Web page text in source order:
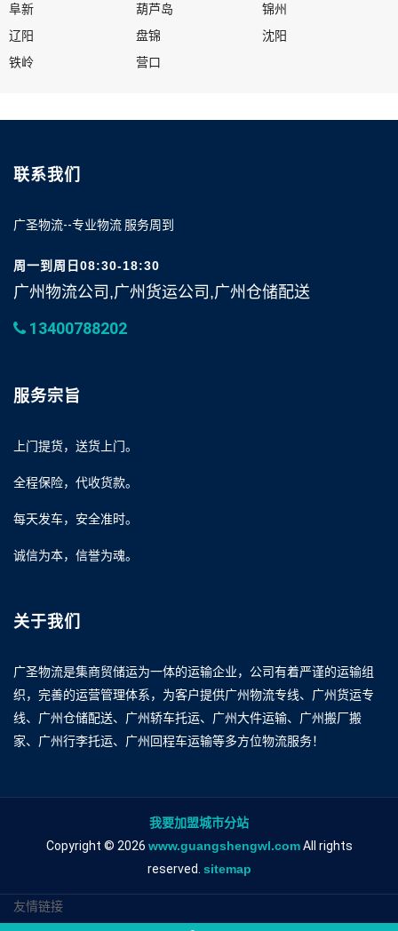
阜新
葫芦岛
锦州
辽阳
盘锦
沈阳
铁岭
营口
联系我们
广圣物流--专业物流 服务周到
周一到周日08:30-18:30
广州物流公司,广州货运公司,广州仓储配送
13400788202
服务宗旨
上门提货，送货上门。
全程保险，代收货款。
每天发车，安全准时。
诚信为本，信誉为魂。
关于我们
广圣物流是集商贸储运为一体的运输企业，公司有着严谨的运输组
织，完善的运营管理体系，为客户提供广州物流专线、广州货运专
线、广州仓储配送、广州轿车托运、广州大件运输、广州搬厂搬
家、广州行李托运、广州回程车运输等多方位物流服务！
我要加盟城市分站
Copyright © 2026 www.guangshengwl.comAll rights
reserved. sitemap
友情链接